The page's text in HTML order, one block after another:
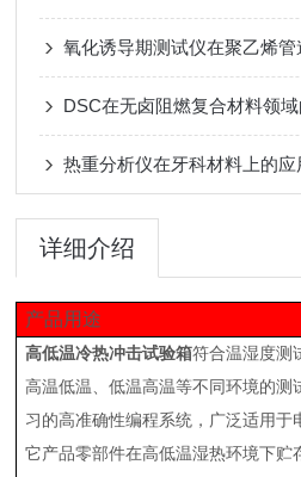
氧化诱导期测试仪在聚乙烯
DSC在无卤阻燃复合材料领
热重分析仪在牙科材料上的应
详细介绍
产品用途
高低温冷热冲击试验箱符合温湿度测
高温低温、低温高温等不同环境的测
习的高准确性编程系统，广泛适用于
它产品零部件在高低温湿热环境下贮